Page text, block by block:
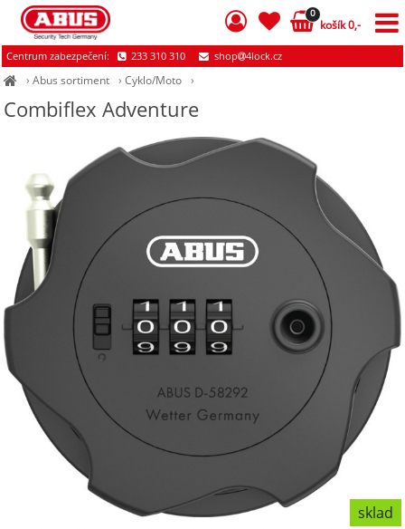
›Abus sortiment ›Cyklo/Moto ›
Combiflex Adventure
sklad
0
košík 0,-
Centrum zabezpečení: 233 310 310 shop 4lock.cz